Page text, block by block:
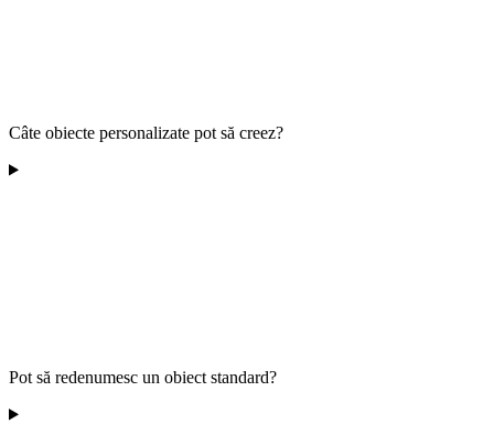
Câte obiecte personalizate pot să creez?
Pot să redenumesc un obiect standard?